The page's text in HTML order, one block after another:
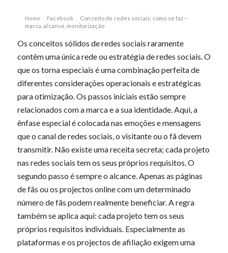
Home › Facebook › Conceito de redes sociais: como se faz –
marca, alcance, monitorização
Os conceitos sólidos de redes sociais raramente
contêm uma única rede ou estratégia de redes sociais. O
que os torna especiais é uma combinação perfeita de
diferentes considerações operacionais e estratégicas
para otimização. Os passos iniciais estão sempre
relacionados com a marca e a sua identidade. Aqui, a
ênfase especial é colocada nas emoções e mensagens
que o canal de redes sociais, o visitante ou o fã devem
transmitir. Não existe uma receita secreta; cada projeto
nas redes sociais tem os seus próprios requisitos. O
segundo passo é sempre o alcance. Apenas as páginas
de fãs ou os projectos online com um determinado
número de fãs podem realmente beneficiar. A regra
também se aplica aqui: cada projeto tem os seus
próprios requisitos individuais. Especialmente as
plataformas e os projectos de afiliação exigem uma